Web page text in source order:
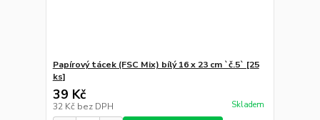
Papírový tácek (FSC Mix) bílý 16 x 23 cm `č.5` [25
ks]
39 Kč
32 Kč bez DPH Skladem